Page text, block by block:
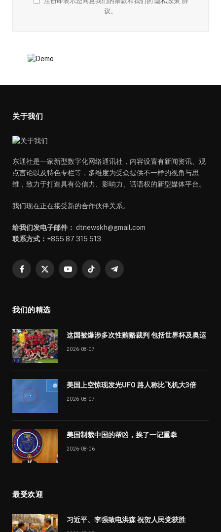
议。
关于我们
东通社是一家新型数字化网络通讯社，内容设置有新闻资讯、观
点言论以及特色专栏等，多维度为受众提供不一样的视角与思
维，致力于打造具有公信力、影响力、话语权的新型媒体平台。
我们现在正在接受新的合作伙伴关系。
给我们发电子邮件： dtnewskh@gmail.com
联系方式： +855 87 315 513
Facebook
X
YouTubeTikTok Telegram
我们的精选
这国被爆涉多次性贿赂裁判 包括世界杯及奥运
2026-08-07
美国上空惊现发光UFO 路人称比飞机大3倍
2026-08-07
美国制裁中国的帮凶，挨了一记重拳
2026-08-06
最受欢迎
习近平、李强致电洪森 祝贺人民党获胜